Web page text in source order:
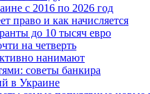
с 2016 по 2026 год
право и как начисляется
до 10 тысяч евро
на четверть
нанимают
советы банкира
в Украине